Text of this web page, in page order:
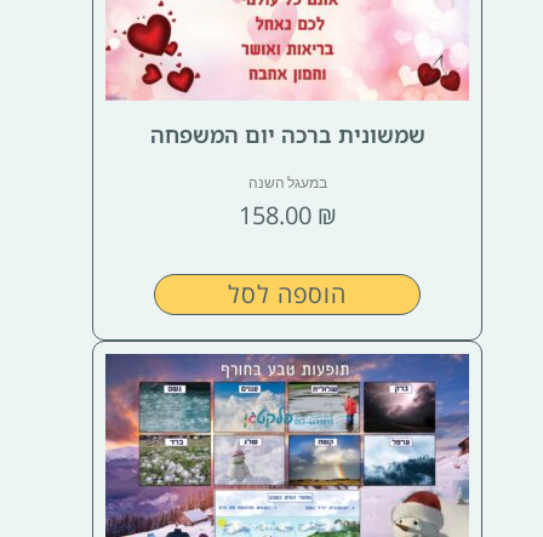
שמשונית ברכה יום המשפחה
במעגל השנה
158.00 ₪
הוספה לסל